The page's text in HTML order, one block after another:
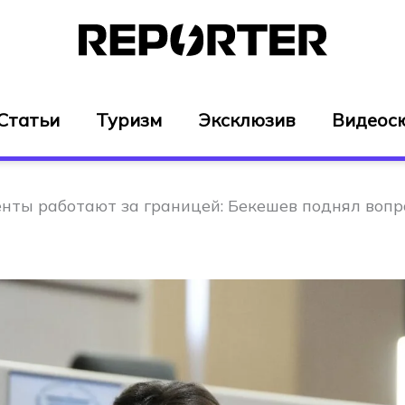
Туризм Эксклюзив
работают за границей: Бекешев поднял